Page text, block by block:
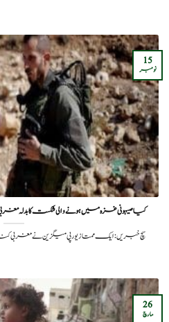
کیا صیہونی غزہ میں ہونے والی شکست کا بدلہ
سچ خبریں: ایک ممتاز یورپی میگزین نے
15
نومبر
26
مارچ